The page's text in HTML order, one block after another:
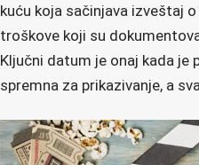
kuću koja sačinjava izveštaj
troškove koji su
Ključni datum je onaj kada je
spremna za prikazivanje, a